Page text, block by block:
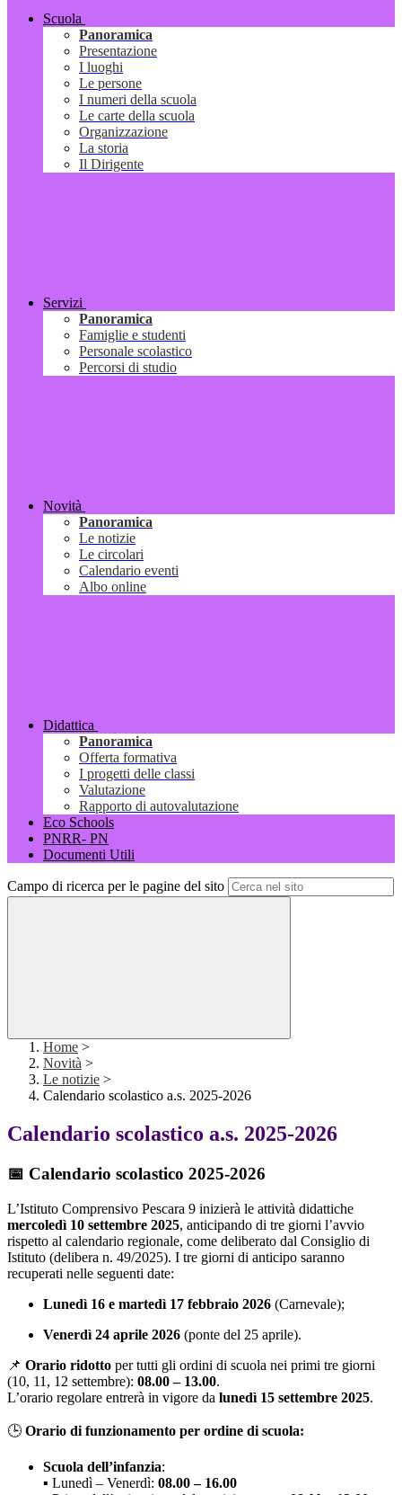
Scuola
Panoramica
Presentazione
I luoghi
Le persone
I numeri della scuola
Le carte della scuola
Organizzazione
La storia
Il Dirigente
Servizi
Panoramica
Famiglie e studenti
Personale scolastico
Percorsi di studio
Novità
Panoramica
Le notizie
Le circolari
Calendario eventi
Albo online
Didattica
Panoramica
Offerta formativa
I progetti delle classi
Valutazione
Rapporto di autovalutazione
Eco Schools
PNRR- PN
Documenti Utili
Campo di ricerca per le pagine del sito
Home >
Novità >
Le notizie >
Calendario scolastico a.s. 2025-2026
Calendario scolastico a.s. 2025-2026
📅 Calendario scolastico 2025-2026
L’Istituto Comprensivo Pescara 9 inizierà le attività didattiche
mercoledì 10 settembre 2025, anticipando di tre giorni l’avvio
rispetto al calendario regionale, come deliberato dal Consiglio di
Istituto (delibera n. 49/2025). I tre giorni di anticipo saranno
recuperati nelle seguenti date:
Lunedì 16 e martedì 17 febbraio 2026 (Carnevale);
Venerdì 24 aprile 2026 (ponte del 25 aprile).
📌 Orario ridotto per tutti gli ordini di scuola nei primi tre giorni
(10, 11, 12 settembre): 08.00 – 13.00.
L’orario regolare entrerà in vigore da lunedì 15 settembre 2025.
🕒 Orario di funzionamento per ordine di scuola:
Scuola dell’infanzia:
▪️ Lunedì – Venerdì: 08.00 – 16.00